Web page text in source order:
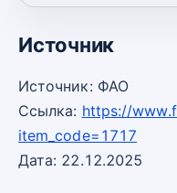
Источник
Источник: ФАО
Ссылка: https://
item_code=1717
Дата: 22.12.2025